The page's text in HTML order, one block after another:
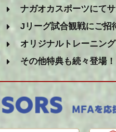
ナガオカスポーツにて
Jリーグ試合観戦にご招
オリジナルトレーニン
その他特典も続々登場！